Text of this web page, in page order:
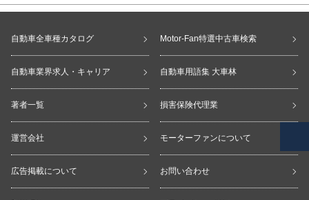
自動車全車種カタログ Motor-Fan特選中古車検索
自動車業界求人・キャリア 自動車用語集 大車林
著者一覧 損害保険代理業
運営会社 モーターファンについて
広告掲載について お問い合わせ